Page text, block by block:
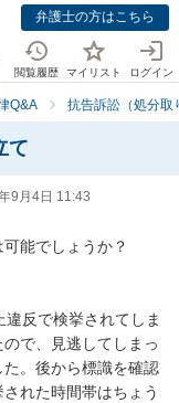
弁護士の方はこちら
閲覧履歴 マイリスト ログイン
Q&A 抗告訴訟（処分取
て
9月4日 11:43
能でしょうか？
反で検挙されてしま
で、見逃してしまっ
。後から標識を確認
れた時間帯はちょう